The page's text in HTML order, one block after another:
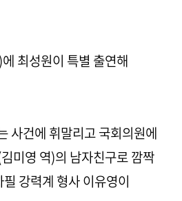
최성원이 특별 출연해
사건에 휘말리고 국회의원에
미영 역)의 남자친구로 깜짝
강력계 형사 이유영이